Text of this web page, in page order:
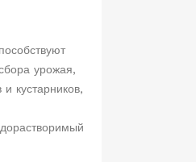
урожая,
кустарников,